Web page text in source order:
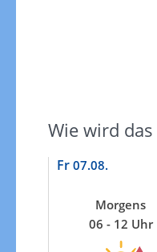
Wie wird
Fr 07.08.
Morgens
06 - 12 Uhr